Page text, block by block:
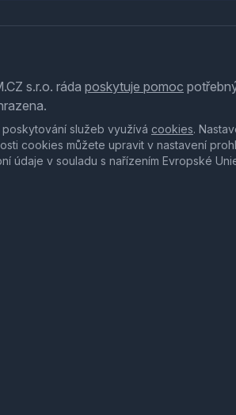
s.r.o. ráda poskytuje pomoc
poskytování služeb využívá cookies.
cookies můžete upravit v nastavení
údaje v souladu s nařízením Evropské